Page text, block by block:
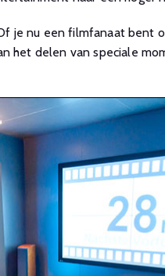
nu een filmfanaat bent
delen van speciale